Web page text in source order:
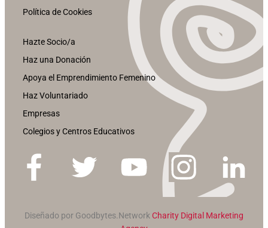
Política de Cookies
Hazte Socio/a
Haz una Donación
Apoya el Emprendimiento Femenino
Haz Voluntariado
Empresas
Colegios y Centros Educativos
Diseñado por Goodbytes.Network Charity Digital Marketing